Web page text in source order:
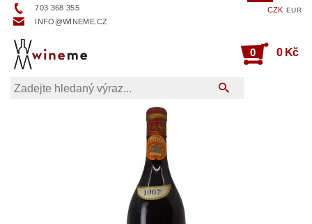
703 368 355
INFO@WINEME.CZ
CZK EUR
0 0 Kč